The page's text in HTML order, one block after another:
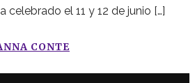
celebrado el 11 y 12 de junio […]
CONTE